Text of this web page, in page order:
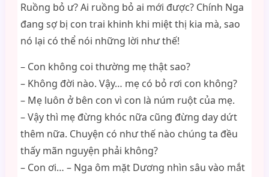
Ruồng bỏ ư? Ai ruồng bỏ ai mới được? Chính Nga
đang sợ bị con trai khinh khi miệt thị kia mà, sao
nó lại có thể nói những lời như thế!
– Con không coi thường mẹ thật sao?
– Không đời nào. Vậy… mẹ có bỏ rơi con không?
– Mẹ luôn ở bên con vì con là núm ruột của mẹ.
– Vậy thì mẹ đừng khóc nữa cũng đừng day dứt
thêm nữa. Chuyện có như thế nào chúng ta đều
thấy mãn nguyện phải không?
– Con ơi… – Nga ôm mặt Dương nhìn sâu vào mắt